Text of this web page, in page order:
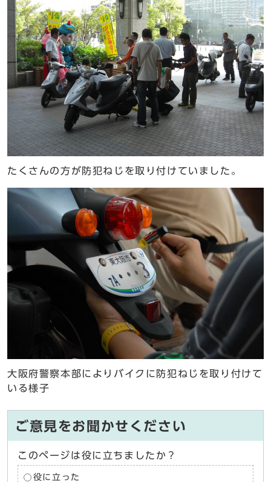
たくさんの方が防犯ねじを取り付けていました。
大阪府警察本部によりバイクに防犯ねじを取り付けて
いる様子
ご意見をお聞かせください
このページは役に立ちましたか？
役に立った